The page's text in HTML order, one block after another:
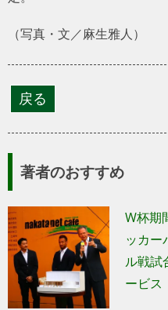
（写真・文／麻生雅人）
著者のおすすめ
W杯期
ッカー
ル戦試
ービス